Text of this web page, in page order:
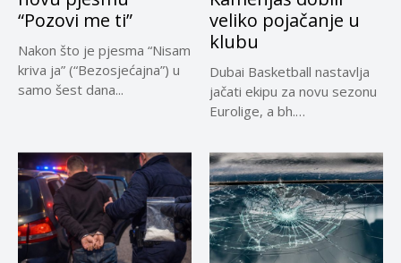
“Pozovi me ti”
Nakon što je pjesma “Nisam
kriva ja” (“Bezosjećajna”) u
samo šest dana...
veliko pojačanje u
klubu
Dubai Basketball nastavlja
jačati ekipu za novu sezonu
Eurolige, a bh.